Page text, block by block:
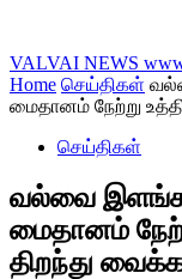
VALVAI NEWS
Home செய்திகள்
மைதானம் நேற்று
செய்திகள்
வல்வை
மைதானம்
திறந்து